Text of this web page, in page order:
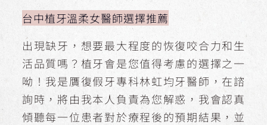
台中植牙溫柔女醫師選擇推薦
出現缺牙，想要最大程度的恢復咬合力和生
活品質嗎？植牙會是您值得考慮的選擇之一
呦！我是贋復假牙專科林虹均牙醫師，在諮
詢時，將由我本人負責為您解惑，我會認真
傾聽每一位患者對於療程後的預期結果，並